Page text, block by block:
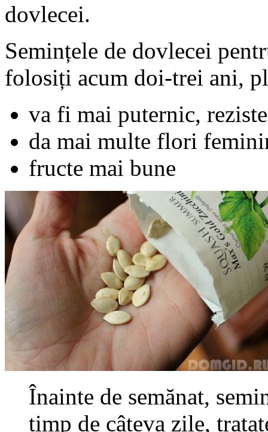
dovlecei.
Semințele de dovlecei
folosiți acum doi-trei ani,
va fi mai puternic,
da mai multe flori
fructe mai bune
Înainte de semănat,
timp de câteva zile,